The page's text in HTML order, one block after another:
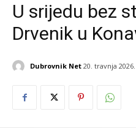
U srijedu bez
Drvenik u
Dubrovnik Net 20. travnja 2026.